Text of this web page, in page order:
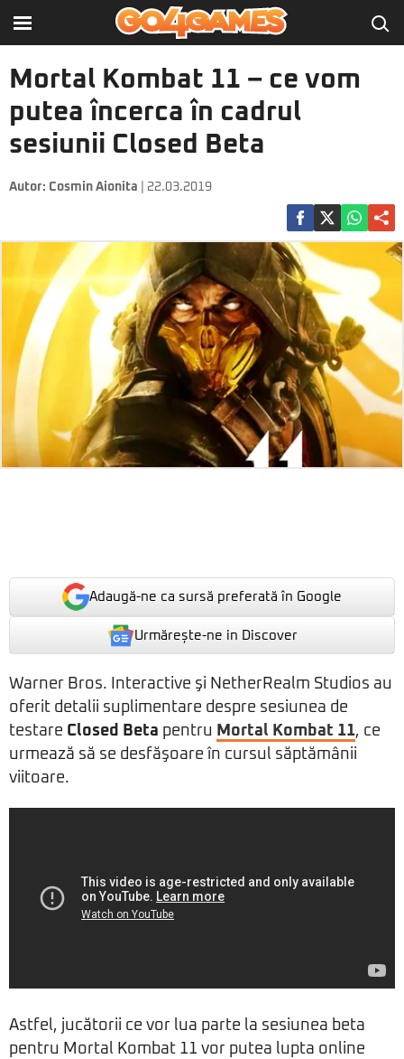
Mortal Kombat 11 – ce vom
putea încerca în cadrul
sesiunii Closed Beta
Autor: Cosmin Aionita | 22.03.2019
Adaugă-ne ca sursă preferată în Google
Urmărește-ne in Discover
Warner Bros. Interactive şi NetherRealm Studios au
oferit detalii suplimentare despre sesiunea de
testare Closed Beta pentru Mortal Kombat 11, ce
urmează să se desfăşoare în cursul săptămânii
viitoare.
Astfel, jucătorii ce vor lua parte la sesiunea beta
pentru Mortal Kombat 11 vor putea lupta online